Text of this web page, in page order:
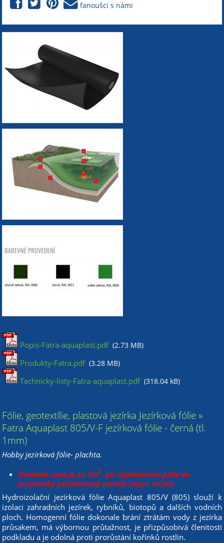
fanoušci s námi
Popis-Fatra-aquaplast.pdf (2.73 MB)
Produkty-Fatra.pdf (3.28 MB)
Technicky-listy-Fatra-aquaplast.pdf (318.04 kB)
Fólie, geotextílie, plastová jezírka Jezírková fólie »
Fatra Aquaplast 805/V-F jezírková fólie - černá (tl.
1mm)
Hobby jezírková fólie- plachta.
Uvedená cena je za 1m2, při objednávání pište do
poznámky požadovaný rozměr (např. 6x3m).
Hydroizolační jezírková fólie Aquaplast 805/V (805) slouží k
izolaci zahradních jezírek, rybníků, biotopů a dalších vodních
ploch. Homogenní fólie dokonale brání ztrátám vody z jezírka
průsakem, má výbornou průtažnost, je přizpůsobivá členitosti
podkladu a je odolná proti prorůstání kořínků rostlin.